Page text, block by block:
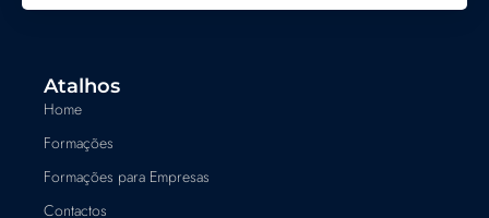
Atalhos
Home
Formações
Formações para Empresas
Contactos